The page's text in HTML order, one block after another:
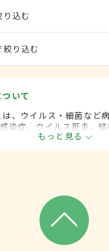
り込む
絞り込む
いて
、ウイルス・細菌など
染症、ウイルス肝炎、
内科の一領域です。
もっと見る